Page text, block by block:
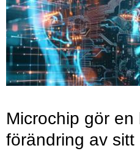
Microchip gör
förändring av sitt